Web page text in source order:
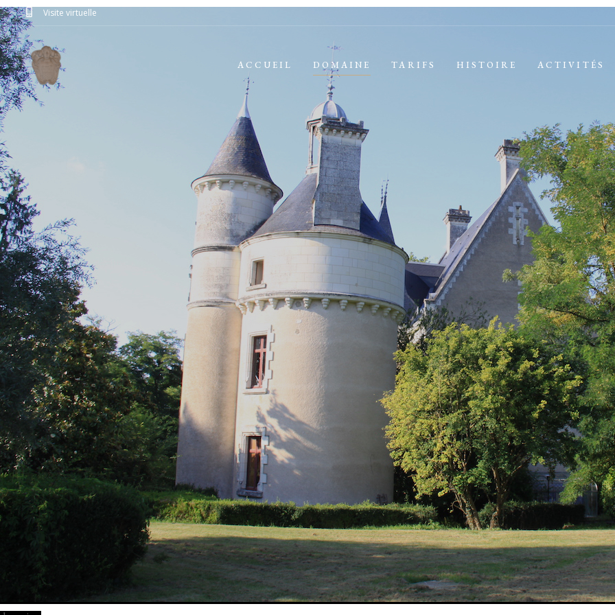
Visite virtuelle
ACCUEIL DOMAINE TARIFS HISTOIRE ACTIVITÉS